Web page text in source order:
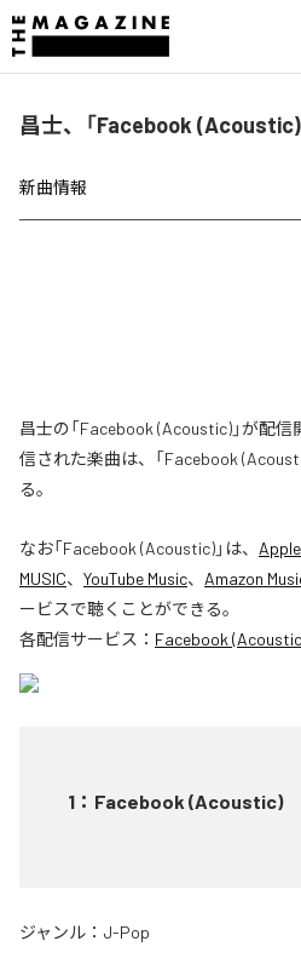
昌士、「Facebook
新曲情報
昌士の「Facebook (Acoustic)」が配
信された楽曲は、「Facebook
る。
なお「Facebook (Acoustic)」は、
MUSIC、 YouTube Music、 Amazon
ービスで聴くことができる。
各配信サービス： Facebook
1 ： Facebook (Acoustic)
ジャンル： J-Pop